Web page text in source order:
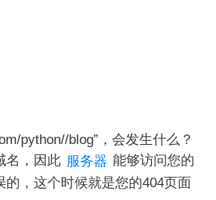
python//blog”，会发生什么？
名，因此 服务器 能够访问您的
的，这个时候就是您的404页面